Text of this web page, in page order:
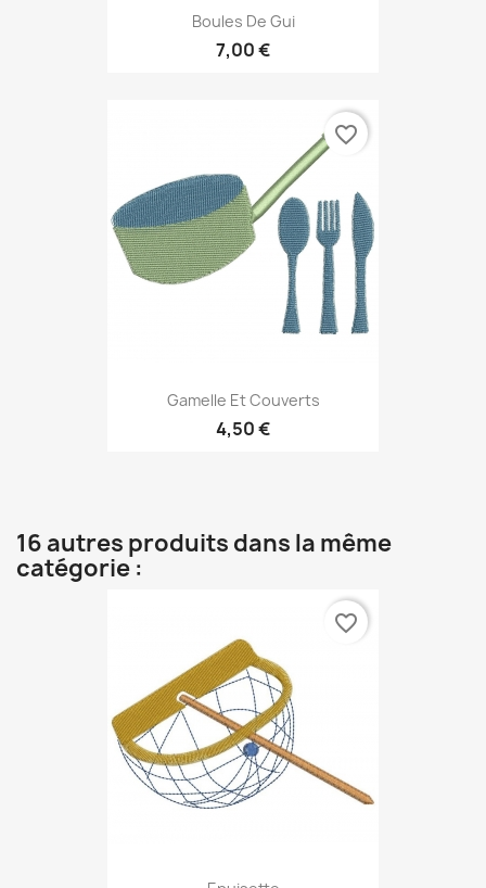
Boules De Gui
7,00 €
Gamelle Et Couverts
4,50 €
favorite_border
16 autres produits dans la même
catégorie :
favorite_border